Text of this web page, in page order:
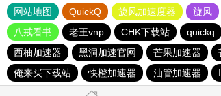
网站地图 QuickQ 旋风加速度器 旋风
八戒看书
老王vnp CHK下载站 quickq
西柚加速器
黑洞加速官网 芒果加速器
俺来买下载站
快橙加速器 油管加速器